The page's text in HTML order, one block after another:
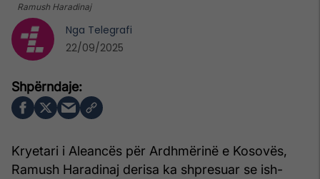
Ramush Haradinaj
Kryetari i Aleancës për Ardhmërinë e Kosovës,
Ramush Haradinaj derisa ka shpresuar se ish-
Nga Telegrafi
22/09/2025